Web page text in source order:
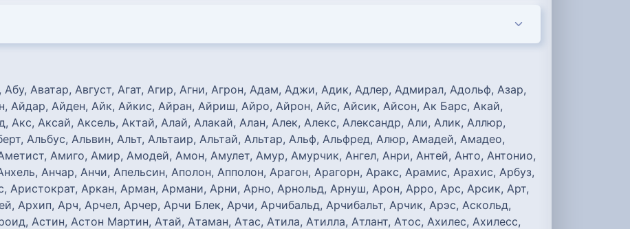
Аватар, Август, Агат, Агир, Агни, Агрон, Адам, Аджи, Адик, Адлер, Адмирал, Адольф, Азар,
Айдар, Айден, Айк, Айкис, Айран, Айриш, Айро, Айрон, Айс, Айсик, Айсон, Ак Барс, Акай,
Акс, Аксай, Аксель, Актай, Алай, Алакай, Алан, Алек, Алекс, Александр, Али, Алик, Аллюр,
Альбус, Альвин, Альт, Альтаир, Альтай, Альтар, Альф, Альфред, Алюр, Амадей, Амадео,
Амиго, Амир, Амодей, Амон, Амулет, Амур, Амурчик, Ангел, Анри, Антей, Анто, Антонио,
Анчар, Анчи, Апельсин, Аполон, Апполон, Арагон, Арагорн, Аракс, Арамис, Арахис, Арбуз,
Аристократ, Аркан, Арман, Армани, Арни, Арно, Арнольд, Арнуш, Арон, Арро, Арс, Арсик, Арт,
Архип, Арч, Арчел, Арчер, Арчи Блек, Арчи, Арчибальд, Арчибальт, Арчик, Арэс, Аскольд,
Астин, Астон Мартин, Атай, Атаман, Атас, Атила, Атилла, Атлант, Атос, Ахилес, Ахилесс,